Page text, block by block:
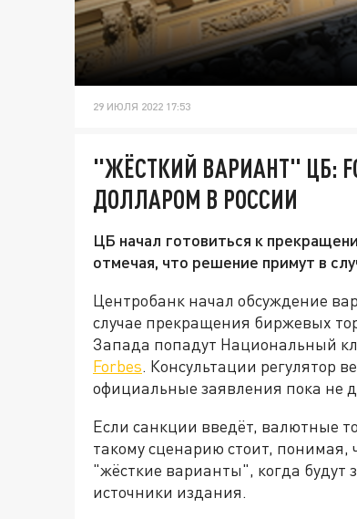
29 ИЮЛЯ 2022 17:53
"ЖЁСТКИЙ ВАРИАНТ" ЦБ:
ДОЛЛАРОМ В РОССИИ
ЦБ начал готовиться к
отмечая, что решение примут в
Центробанк начал обсуждение
случае прекращения биржевых
Запада попадут Национальный
Forbes. Консультации регулятор
официальные заявления пока не
Если санкции введёт, валютные
такому сценарию стоит,
"жёсткие варианты", когда будут
источники издания.